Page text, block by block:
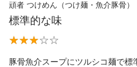
頑者 つけめん（つけ麺・魚介豚骨）
標準的な味
豚骨魚介スープにツルシコ麺で